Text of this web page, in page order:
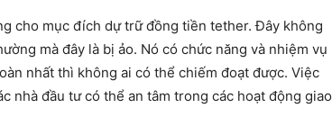
cho mục đích dự trữ đồng tiền tether. Đây không
mà đây là bị ảo. Nó có chức năng và nhiệm vụ
nhất thì không ai có thể chiếm đoạt được. Việc
nhà đầu tư có thể an tâm trong các hoạt động giao